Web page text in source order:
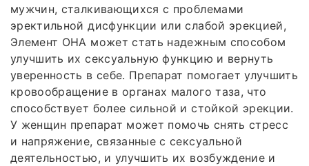
мужчин, сталкивающихся с проблемами
эректильной дисфункции или слабой эрекцией,
Элемент ОНА может стать надежным способом
улучшить их сексуальную функцию и вернуть
уверенность в себе. Препарат помогает улучшить
кровообращение в органах малого таза, что
способствует более сильной и стойкой эрекции.
У женщин препарат может помочь снять стресс
и напряжение, связанные с сексуальной
деятельностью, и улучшить их возбуждение и